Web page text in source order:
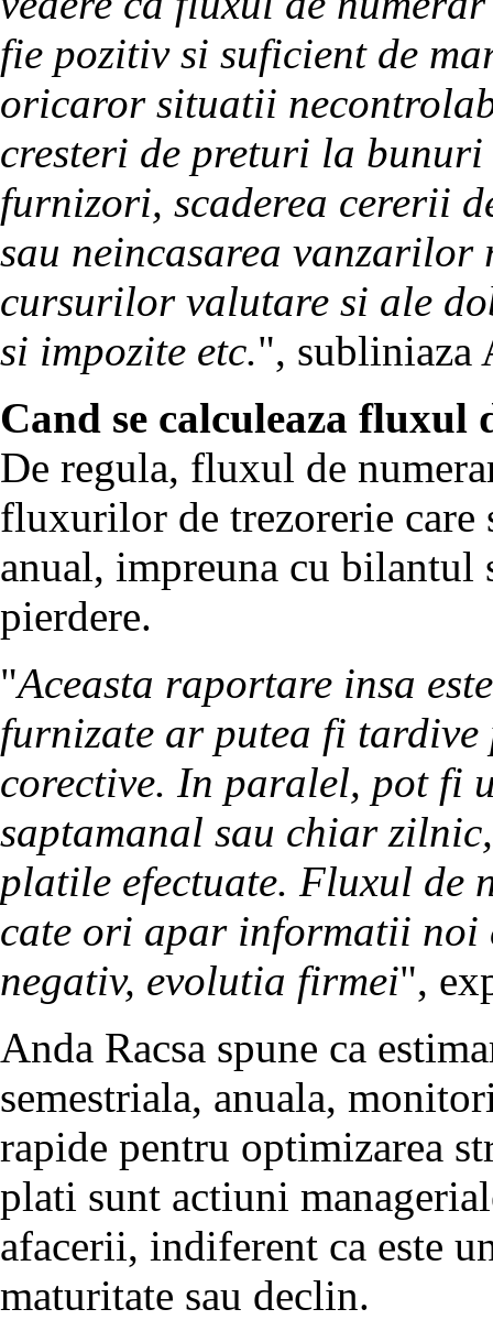
fie pozitiv si suficient de
oricaror situatii
cresteri de preturi la
furnizori, scaderea cererii
sau neincasarea
cursurilor valutare si ale
si impozite etc.", subliniaza
Cand se calculeaza fluxul
De regula, fluxul de
fluxurilor de trezorerie care
anual, impreuna cu
pierdere.
"Aceasta raportare insa
furnizate ar putea fi tardive
corective. In paralel, pot fi
saptamanal sau chiar
platile efectuate. Fluxul de
cate ori apar informatii noi
negativ, evolutia firmei",
Anda Racsa spune ca
semestriala, anuala,
rapide pentru optimizarea
plati sunt actiuni
afacerii, indiferent ca este
maturitate sau declin.